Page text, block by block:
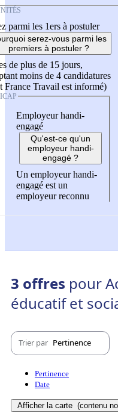
parmi les 1ers à postuler
serez-vous parmi les
premiers à postuler ?
de plus de 15 jours,
moins de 4 candidatures
France Travail est informé)
Employeur handi-
engagé
Qu'est-ce qu'un
employeur handi-
engagé ?
Un employeur handi-
engagé est un
employeur reconnu
3 offres pour
éducatif et
Trier par Pertinence
Pertinence
Date
Afficher la carte (contenu